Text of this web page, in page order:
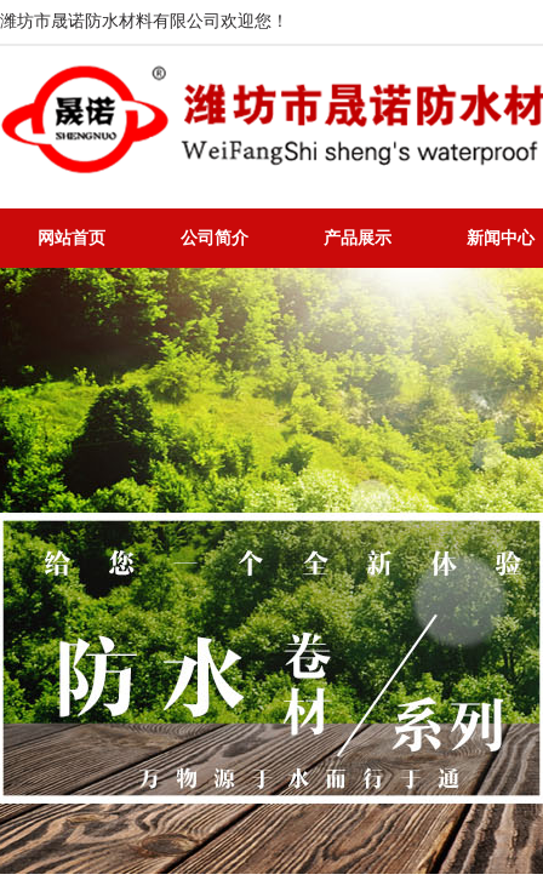
潍坊市晟诺防水材料有限公司欢迎您！
网站首页 公司简介 产品展示 新闻中心